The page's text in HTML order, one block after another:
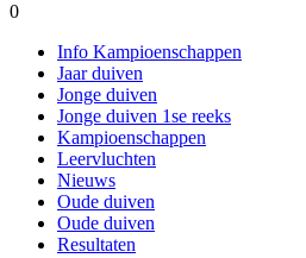
0
Info Kampioenschappen
Jaar duiven
Jonge duiven
Jonge duiven 1se reeks
Kampioenschappen
Leervluchten
Nieuws
Oude duiven
Oude duiven
Resultaten